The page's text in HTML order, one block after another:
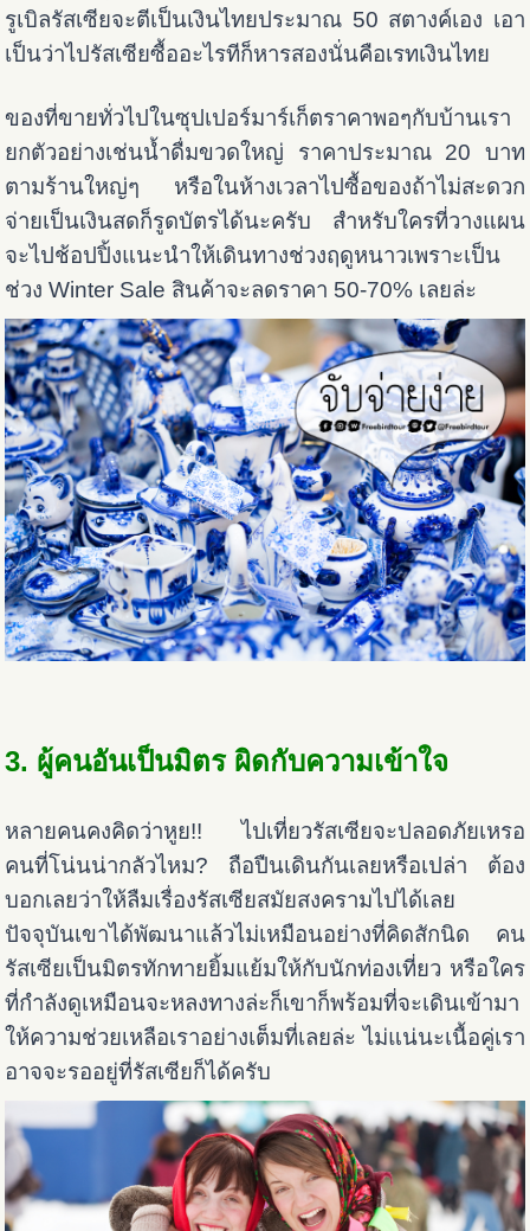
รูเบิลรัสเซียจะตีเป็นเงินไทยประมาณ 50 สตางค์เอง เอา
เป็นว่าไปรัสเซียซื้ออะไรทีก็หารสองนั่นคือเรทเงินไทย
ของที่ขายทั่วไปในซุปเปอร์มาร์เก็ตราคาพอๆกับบ้านเรา
ยกตัวอย่างเช่นน้ำดื่มขวดใหญ่ ราคาประมาณ 20 บาท
ตามร้านใหญ่ๆ หรือในห้างเวลาไปซื้อของถ้าไม่สะดวก
จ่ายเป็นเงินสดก็รูดบัตรได้นะครับ สำหรับใครที่วางแผน
จะไปช้อปปิ้งแนะนำให้เดินทางช่วงฤดูหนาวเพราะเป็น
ช่วง Winter Sale สินค้าจะลดราคา 50-70% เลยล่ะ
3. ผู้คนอันเป็นมิตร ผิดกับความเข้าใจ
หลายคนคงคิดว่าหูย!! ไปเที่ยวรัสเซียจะปลอดภัยเหรอ
คนที่โน่นน่ากลัวไหม? ถือปืนเดินกันเลยหรือเปล่า ต้อง
บอกเลยว่าให้ลืมเรื่องรัสเซียสมัยสงครามไปได้เลย
ปัจจุบันเขาได้พัฒนาแล้วไม่เหมือนอย่างที่คิดสักนิด คน
รัสเซียเป็นมิตรทักทายยิ้มแย้มให้กับนักท่องเที่ยว หรือใคร
ที่กำลังดูเหมือนจะหลงทางล่ะก็เขาก็พร้อมที่จะเดินเข้ามา
ให้ความช่วยเหลือเราอย่างเต็มที่เลยล่ะ ไม่แน่นะเนื้อคู่เรา
อาจจะรออยู่ที่รัสเซียก็ได้ครับ